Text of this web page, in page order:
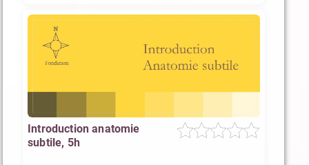
Introduction anatomie
subtile, 5h